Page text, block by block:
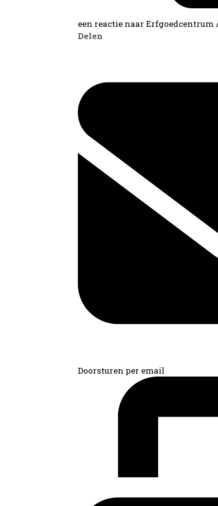
een reactie naar
Delen
Doorsturen per email